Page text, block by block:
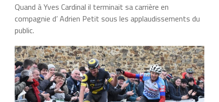
Quand à Yves Cardinal il terminait sa carrière en
compagnie d’ Adrien Petit sous les applaudissements du
public.